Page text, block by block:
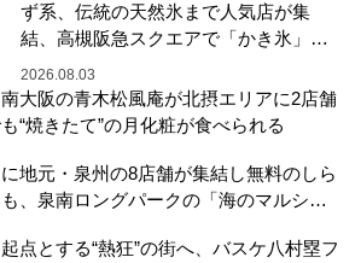
ず系、伝統の天然氷まで人気店が集
結、高槻阪急スクエアで「かき氷」祭
り
2026.08.03
南大阪の青木松風庵が北摂エリアに2店舗
“焼きたて”の月化粧が食べられる
に地元・泉州の8店舗が集結し無料のしら
、泉南ロングパークの「海のマルシ
！
点とする“熱狂”の街へ、バスケ八村塁フ